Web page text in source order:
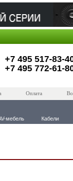
+7 495 517-83-
+7 495 772-61-
Оплата
мебель Кабели